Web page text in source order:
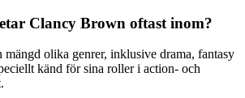
Clancy Brown oftast inom?
mängd olika genrer, inklusive drama, fantasy
känd för sina roller i action- och